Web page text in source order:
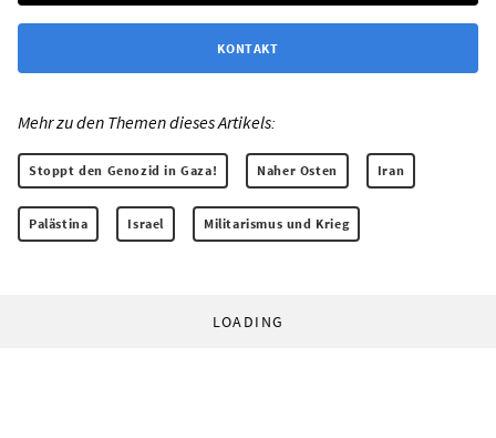
KONTAKT
Mehr zu den Themen dieses Artikels:
Stoppt den Genozid in Gaza! Naher Osten Iran
Palästina Israel Militarismus und Krieg
LOADING